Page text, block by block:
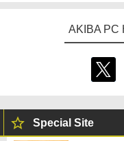
AKIBA PC
Special Site